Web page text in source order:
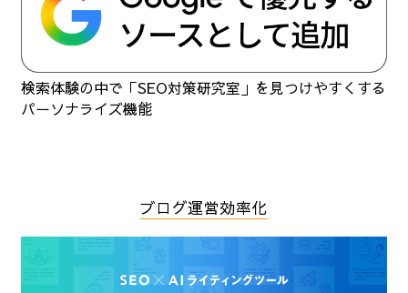
検索体験の中で「SEO対策研究室」を見つけやすくする
パーソナライズ機能
ブログ運営効率化